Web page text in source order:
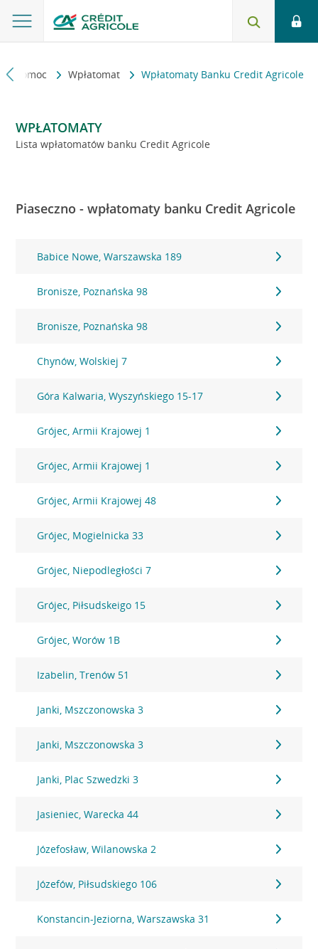
i pomoc Wpłatomat Wpłatomaty Banku Credit Agricole
WPŁATOMATY
Lista wpłatomatów banku Credit Agricole
Piaseczno - wpłatomaty banku Credit Agricole
Babice Nowe, Warszawska 189
Bronisze, Poznańska 98
Bronisze, Poznańska 98
Chynów, Wolskiej 7
Góra Kalwaria, Wyszyńskiego 15-17
Grójec, Armii Krajowej 1
Grójec, Armii Krajowej 1
Grójec, Armii Krajowej 48
Grójec, Mogielnicka 33
Grójec, Niepodległości 7
Grójec, Piłsudskeigo 15
Grójec, Worów 1B
Izabelin, Trenów 51
Janki, Mszczonowska 3
Janki, Mszczonowska 3
Janki, Plac Szwedzki 3
Jasieniec, Warecka 44
Józefosław, Wilanowska 2
Józefów, Piłsudskiego 106
Konstancin-Jeziorna, Warszawska 31